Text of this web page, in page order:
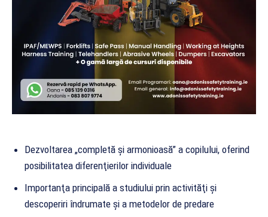
Dezvoltarea „completă şi armonioasă” a copilului, oferind
posibilitatea diferenţierilor individuale
Importanţa principală a studiului prin activităţi şi
descoperiri îndrumate şi a metodelor de predare